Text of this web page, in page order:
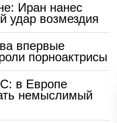
Иран нанес
удар возмездия
впервые
порноактрисы
в Европе
немыслимый